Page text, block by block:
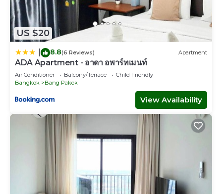
US $20
8.8(6 Reviews) Apartment
ADA Apartment - อาดา อพาร์ทเมนท์
Air Conditioner Balcony/Terrace
Child Friendly
Bangkok
Bang Pakok
View Availability